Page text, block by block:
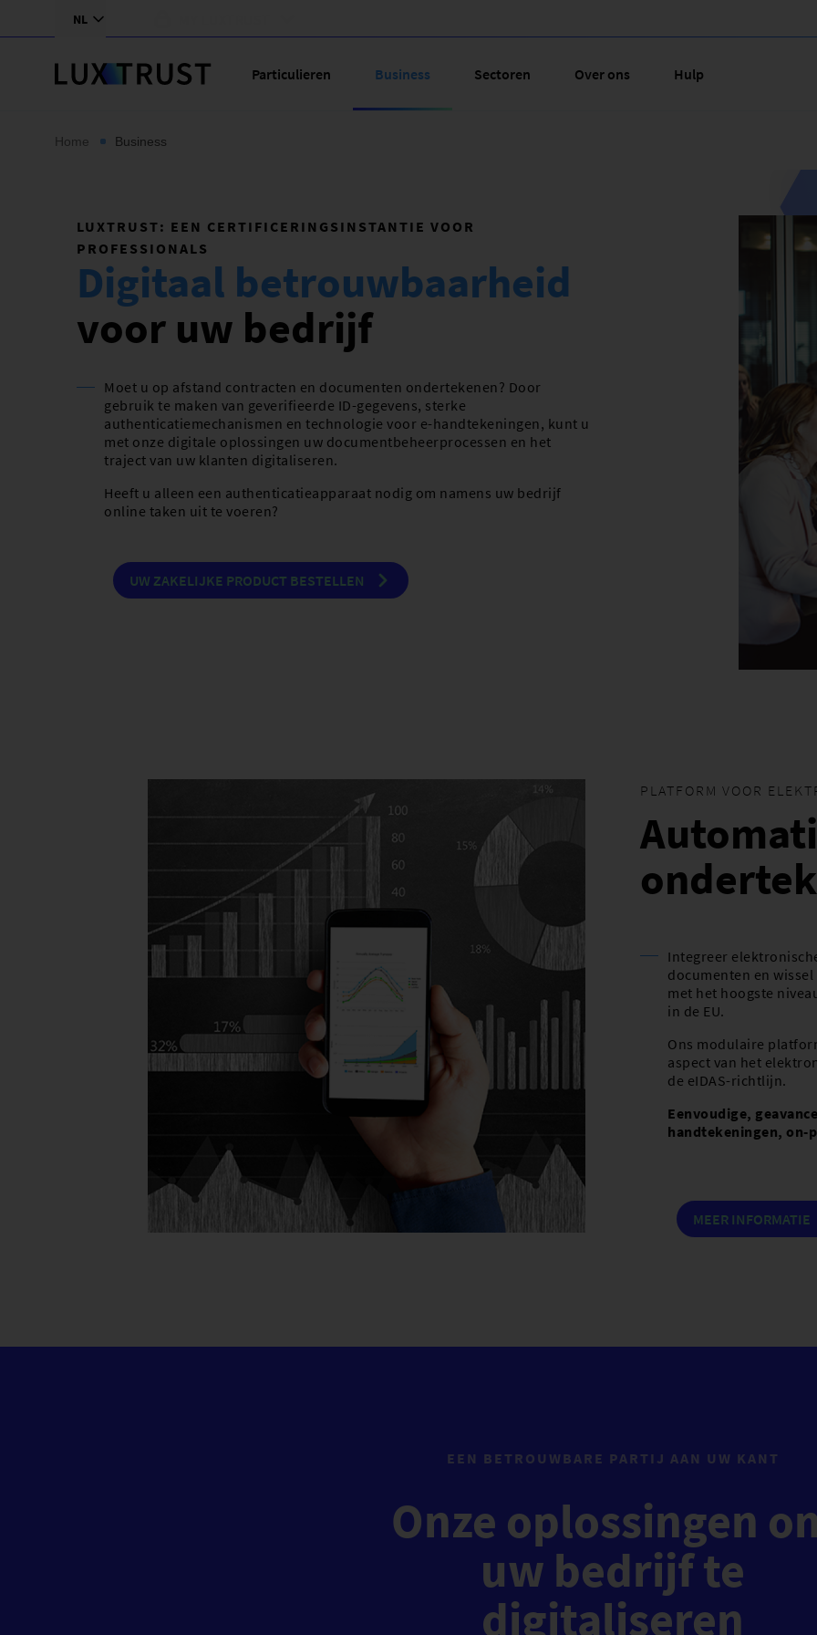
en
NL
EN
menu
MainParticulieren Business
Identificeer mijn klanten
COSI - Elektronisch ondertekenen
Zorg voor gegevenssoevereiniteit
persoonsgegevens en
toestemming
Verzegel mijn documenten
Voldoe aan de PSD2-vereisten
Sectoren Over ons Hulp
Kruimelpad
Home Business
LUXTRUST: EEN CERTIFICERINGSINSTANTIE VOOR
PROFESSIONALS
Digitaal betrouwbaarheid
voor uw bedrijf
Moet u op afstand contracten en documenten ondertekenen? Door
gebruik te maken van geverifieerde ID-gegevens, sterke
authenticatiemechanismen en technologie voor e-handtekeningen, kunt u
met onze digitale oplossingen uw documentbeheerprocessen en het
traject van uw klanten digitaliseren.
Heeft u alleen een authenticatieapparaat nodig om namens uw bedrijf
online taken uit te voeren?
UW ZAKELIJKE PRODUCT BESTELLEN
PLATFORM VOOR
Integreer
documenten en
met het hoogste
in de EU.
Ons modulaire
aspect van het
de eIDAS-richtlijn.
Eenvoudige,
handtekeningen, on-
MEER INFORMATIE
EEN BETROUWBARE PARTIJ AAN UW KANT
Onze oplossingen
uw bedrijf te
digitaliseren